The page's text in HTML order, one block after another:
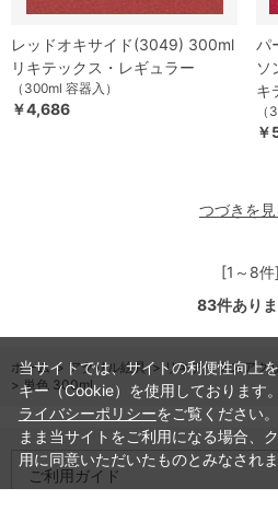
レッドオキサイド(3049) 300ml
リキテックス・レギュラー
（300ml 容器入）
￥4,686
パ
ソ
キ
（
つづきを見
[1～8件]
83件あり
ホーム > アクリル絵具 >リキテックスアク
> 単色 300ml
ご利用ガイド
当サイトでは、サイトの利便性向上
キー（Cookie）を使用しております
ライバシーポリシーをご覧ください
まま当サイトをご利用になる場合、
用に同意いただいたものとみなされま